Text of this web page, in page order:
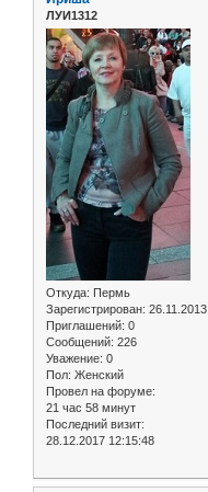
ЛУИ1312
Откуда: Пермь
Зарегистрирован: 26.11.2013
Приглашений: 0
Сообщений: 226
Уважение: 0
Пол: Женский
Провел на форуме:
21 час 58 минут
Последний визит:
28.12.2017 12:15:48